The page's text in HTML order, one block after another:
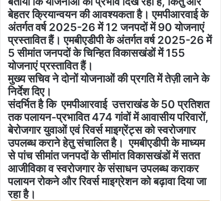
बेहतर क्रियान्वयन की आवश्यकता है। एमपीआरवाई के
अंतर्गत वर्ष 2025-26 में 12 जनपदों में 90 योजनाएं
प्रस्तावित हैं। एमबीएडीपी के अंतर्गत वर्ष 2025-26 में
5 सीमांत जनपदों के चिन्हित विकासखंडों में 155
योजनाएं प्रस्तावित हैं।
मुख्य सचिव ने दोनों योजनाओं की प्रगति में तेज़ी लाने के
निर्देश दिए।
संदर्भित है कि एमपीआरवाई उत्तराखंड के 50 प्रतिशत
तक पलायन-प्रभावित 474 गांवों में आवासीय परिवारों,
बेरोजगार युवाओं एवं रिवर्स माइग्रेंट्स को स्वरोजगार
उपलब्ध कराने हेतु संचालित है। एमबीएडीपी के माध्यम
से पांच सीमांत जनपदों के सीमांत विकासखंडों में सतत
आजीविका व स्वरोजगार के संसाधन उपलब्ध कराकर
पलायन रोकने और रिवर्स माइग्रेशन को बढ़ावा दिया जा
रहा है।